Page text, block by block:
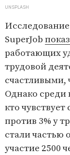
UNSPLASH
SuperJob
работающих
трудовой
счастливыми,
Однако среди
кто
против 3% у
стали частью
участие 2500